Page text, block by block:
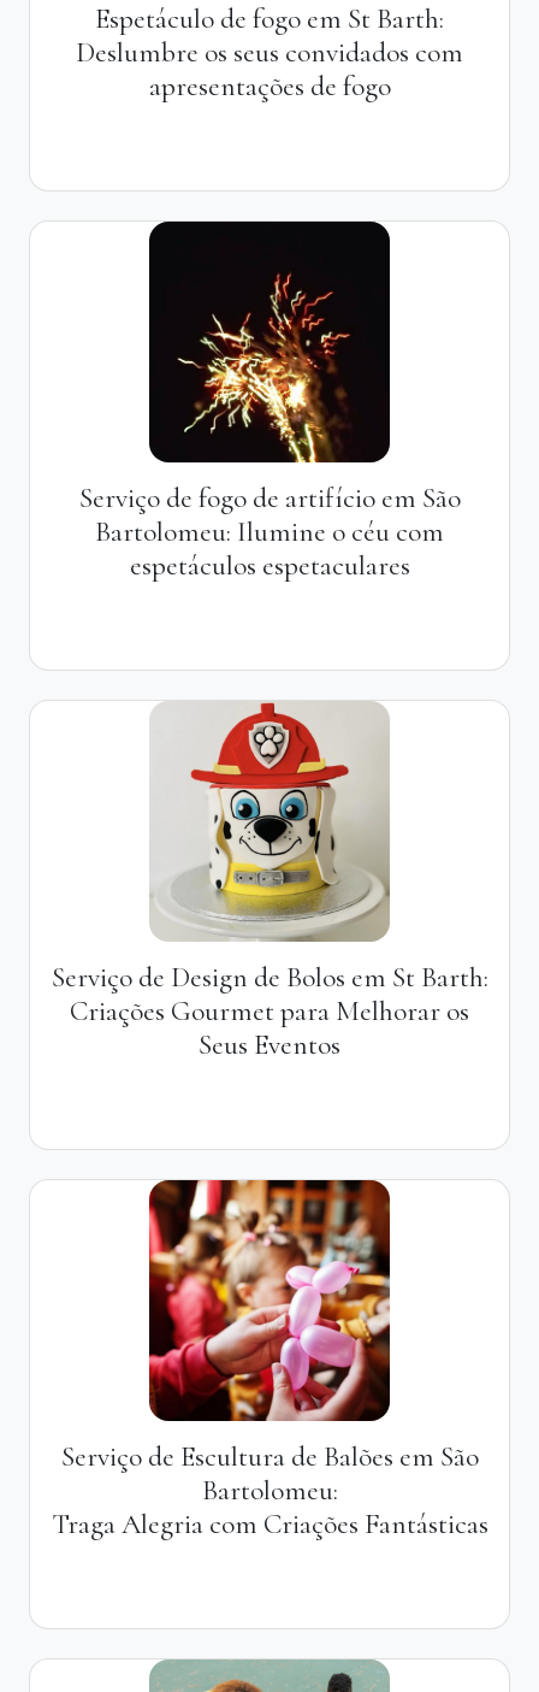
Espetáculo de fogo em St Barth:
Deslumbre os seus convidados com
apresentações de fogo
Serviço de fogo de artifício em São
Bartolomeu: Ilumine o céu com
espetáculos espetaculares
Serviço de Design de Bolos em St Barth:
Criações Gourmet para Melhorar os
Seus Eventos
Serviço de Escultura de Balões em São
Bartolomeu:
Traga Alegria com Criações Fantásticas